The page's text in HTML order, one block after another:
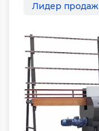
Лидер продаж